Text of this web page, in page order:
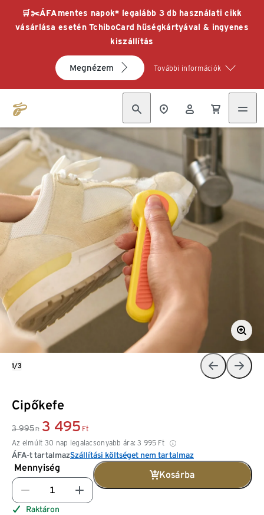
🛒✂️ÁFAmentes napok* legalább 3 db használati cikk
vásárlása esetén TchiboCard hűségkártyával & ingyenes
kiszállítás
Megnézem További információk
Cipőkefe
3 995 Ft 3 495 Ft
Az elmúlt 30 nap legalacsonyabb ára: 3 995 Ft
ÁFA-t tartalmazSzállítási költséget nem tartalmaz
Mennyiség
Kosárba
Raktáron
1/3